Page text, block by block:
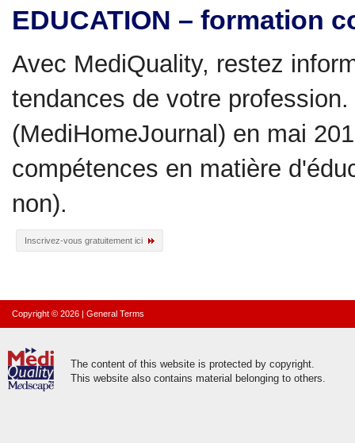
EDUCATION – formation
Avec MediQuality, restez
tendances de votre
(MediHomeJournal) en mai
compétences en matière
non).
Inscrivez-vous gratuitement ici
Copyright © 2026 | General Terms
The content of this website is protected by copyright.
This website also contains material belonging to others.